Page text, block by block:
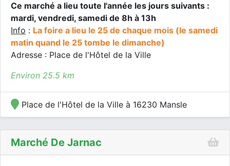
Ce marché a lieu toute l'année les jours suivants :
mardi, vendredi, samedi de 8h à 13h
Info : La foire a lieu le 25 de chaque mois (le samedi
matin quand le 25 tombe le dimanche)
Adresse : Place de l'Hôtel de la Ville
Environ 25.5 km
Place de l'Hôtel de la Ville à 16230 Mansle
Marché De Jarnac